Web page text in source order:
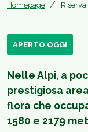
Homepage
APERTO OGGI
Nelle Alpi, a
prestigiosa
flora che
1580 e 2179